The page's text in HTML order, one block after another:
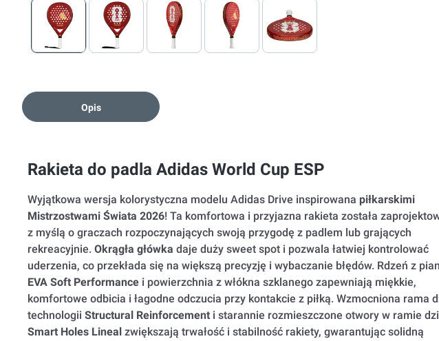
Opis
Rakieta do padla Adidas World Cup ESP
Wyjątkowa wersja kolorystyczna modelu Adidas Drive inspirowana piłkarskimi
Mistrzostwami Świata 2026! Ta komfortowa i przyjazna rakieta została
z myślą o graczach rozpoczynających swoją przygodę z padlem lub grających
rekreacyjnie. Okrągła główka daje duży sweet spot i pozwala łatwiej kontrolować
uderzenia, co przekłada się na większą precyzję i wybaczanie błędów. Rdzeń z
EVA Soft Performance i powierzchnia z włókna szklanego zapewniają miękkie,
komfortowe odbicia i łagodne odczucia przy kontakcie z piłką. Wzmocniona rama
technologii Structural Reinforcement i starannie rozmieszczone otwory w ramie
Smart Holes Lineal zwiększają trwałość i stabilność rakiety, gwarantując solidną